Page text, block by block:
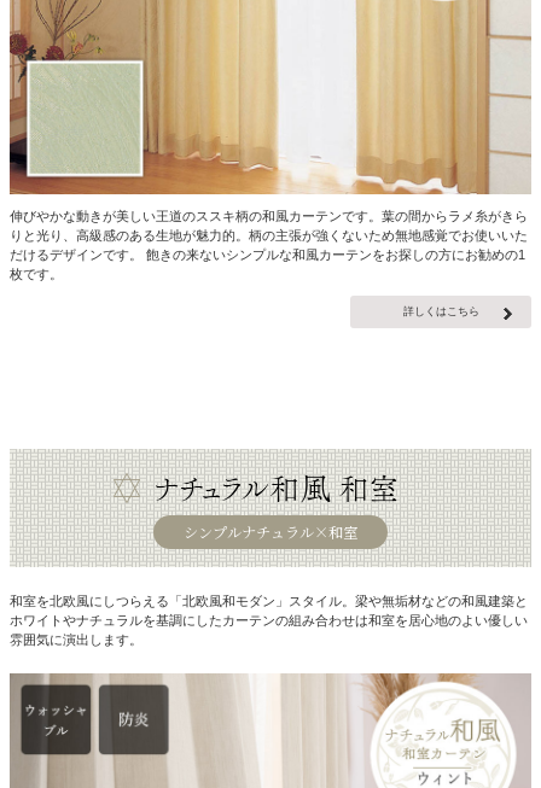
伸びやかな動きが美しい王道のススキ柄の和風カーテンです。葉の間からラメ糸がきら
りと光り、高級感のある生地が魅力的。柄の主張が強くないため無地感覚でお使いいた
だけるデザインです。 飽きの来ないシンプルな和風カーテンをお探しの方にお勧めの1
枚です。
詳しくはこちら
シンプルナチュラル×和室
和室を北欧風にしつらえる「北欧風和モダン」スタイル。梁や無垢材などの和風建築と
ホワイトやナチュラルを基調にしたカーテンの組み合わせは和室を居心地のよい優しい
雰囲気に演出します。